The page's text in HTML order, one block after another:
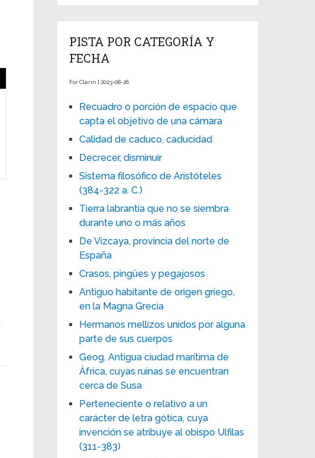
PISTA POR CATEGORÍA Y
FECHA
For Clarín | 2023-08-26
Recuadro o porción de espacio que
capta el objetivo de una cámara
Calidad de caduco, caducidad
Decrecer, disminuir
Sistema filosófico de Aristóteles
(384-322 a. C.)
Tierra labrantía que no se siembra
durante uno o más años
De Vizcaya, provincia del norte de
España
Crasos, pingües y pegajosos
Antiguo habitante de origen griego,
en la Magna Grecia
Hermanos mellizos unidos por alguna
parte de sus cuerpos
Geog. Antigua ciudad marítima de
África, cuyas ruinas se encuentran
cerca de Susa
Perteneciente o relativo a un
carácter de letra gótica, cuya
invención se atribuye al obispo Ulfilas
(311-383)